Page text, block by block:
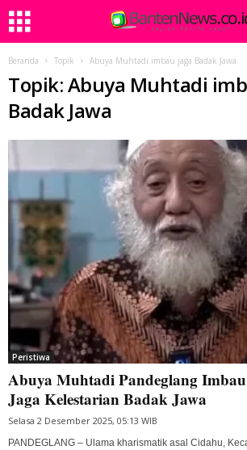
Beranda Topik Abuya Muhtadi imbau jaga Badak Jawa
Topik: Abuya Muhtadi
Badak Jawa
Peristiwa
Abuya Muhtadi Pandeglang
Jaga Kelestarian Badak Jawa
Selasa 2 Desember 2025, 05:13 WIB
PANDEGLANG – Ulama kharismatik asal Cidahu,